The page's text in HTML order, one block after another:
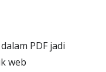
PDF jadi
web